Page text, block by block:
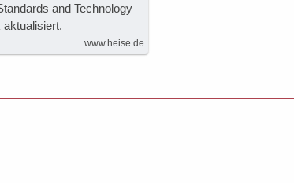
and Technology
www.heise.de